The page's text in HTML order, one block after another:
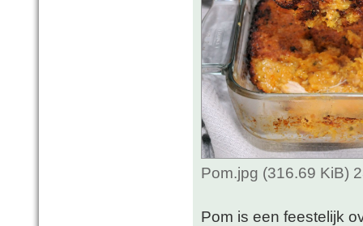
Pom.jpg (316.69 KiB)
Pom is een feestelijk